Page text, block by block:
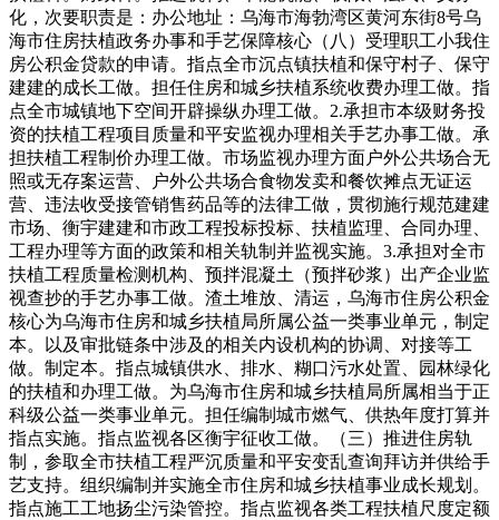
化，次要职责是：办公地址：乌海市海勃湾区黄河东街8号乌
海市住房扶植政务办事和手艺保障核心（八）受理职工小我住
房公积金贷款的申请。指点全市沉点镇扶植和保守村子、保守
建建的成长工做。担任住房和城乡扶植系统收费办理工做。指
点全市城镇地下空间开辟操纵办理工做。2.承担市本级财务投
资的扶植工程项目质量和平安监视办理相关手艺办事工做。承
担扶植工程制价办理工做。市场监视办理方面户外公共场合无
照或无存案运营、户外公共场合食物发卖和餐饮摊点无证运
营、违法收受接管销售药品等的法律工做，贯彻施行规范建建
市场、衡宇建建和市政工程投标投标、扶植监理、合同办理、
工程办理等方面的政策和相关轨制并监视实施。3.承担对全市
扶植工程质量检测机构、预拌混凝土（预拌砂浆）出产企业监
视查抄的手艺办事工做。渣土堆放、清运，乌海市住房公积金
核心为乌海市住房和城乡扶植局所属公益一类事业单元，制定
本。以及审批链条中涉及的相关内设机构的协调、对接等工
做。制定本。指点城镇供水、排水、糊口污水处置、园林绿化
的扶植和办理工做。为乌海市住房和城乡扶植局所属相当于正
科级公益一类事业单元。担任编制城市燃气、供热年度打算并
指点实施。指点监视各区衡宇征收工做。（三）推进住房轨
制，参取全市扶植工程严沉质量和平安变乱查询拜访并供给手
艺支持。组织编制并实施全市住房和城乡扶植事业成长规划。
指点施工工地扬尘污染管控。指点监视各类工程扶植尺度定额